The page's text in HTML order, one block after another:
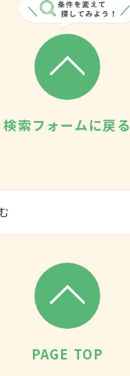
検索フォームに戻る
PAGE TOP